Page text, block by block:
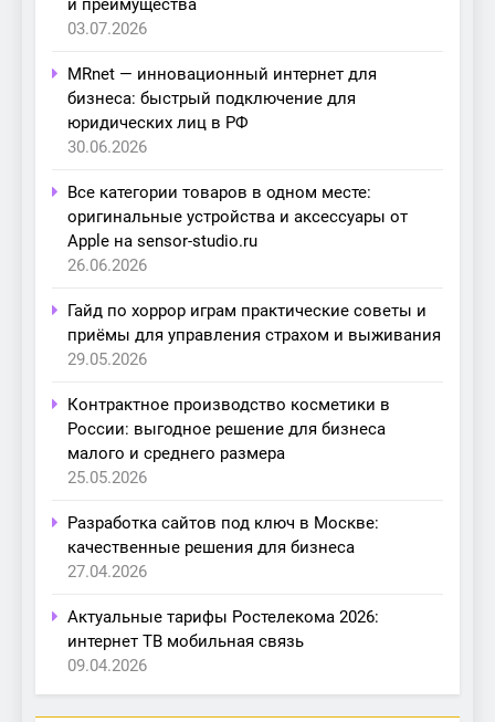
и преимущества
03.07.2026
MRnet — инновационный интернет для
бизнеса: быстрый подключение для
юридических лиц в РФ
30.06.2026
Все категории товаров в одном месте:
оригинальные устройства и аксессуары от
Apple на sensor-studio.ru
26.06.2026
Гайд по хоррор играм практические советы и
приёмы для управления страхом и выживания
29.05.2026
Контрактное производство косметики в
России: выгодное решение для бизнеса
малого и среднего размера
25.05.2026
Разработка сайтов под ключ в Москве:
качественные решения для бизнеса
27.04.2026
Актуальные тарифы Ростелекома 2026:
интернет ТВ мобильная связь
09.04.2026